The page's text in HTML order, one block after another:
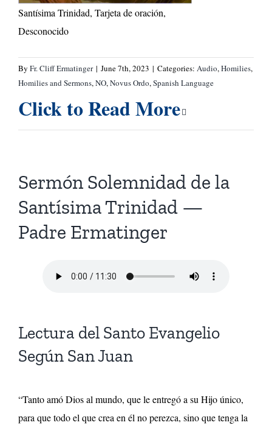
Santísima Trinidad, Tarjeta de oración,
Desconocido
By Fr. Cliff Ermatinger | June 7th, 2023 | Categories: Audio,Homilies,
Homilies and Sermons,NO,Novus Ordo,Spanish Language
Click to Read More
Sermón Solemnidad de la
Santísima Trinidad —
Padre Ermatinger
Lectura del Santo Evangelio
Según San Juan
“Tanto amó Dios al mundo, que le entregó a su Hijo único,
para que todo el que crea en él no perezca, sino que tenga la